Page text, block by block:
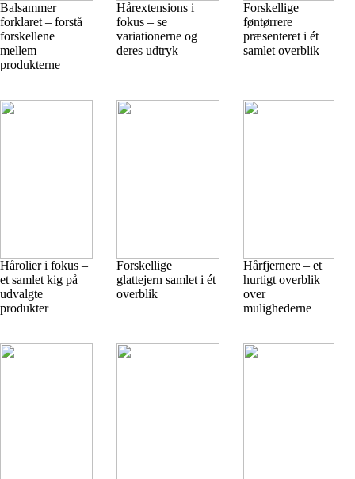
Balsammer
forklaret – forstå
forskellene
mellem
produkterne
Hårextensions i
fokus – se
variationerne og
deres udtryk
Forskellige
føntørrere
præsenteret i ét
samlet overblik
Hårolier i fokus –
et samlet kig på
udvalgte
produkter
Forskellige
glattejern samlet i ét
overblik
Hårfjernere – et
hurtigt overblik
over
mulighederne